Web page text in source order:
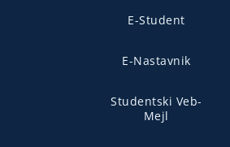
E-Student
E-Nastavnik
Studentski Veb-
Mejl